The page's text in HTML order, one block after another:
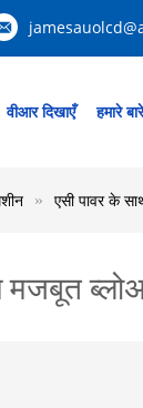
वीआर दिखाएँ हमारे
एसी पावर के
मजबूत